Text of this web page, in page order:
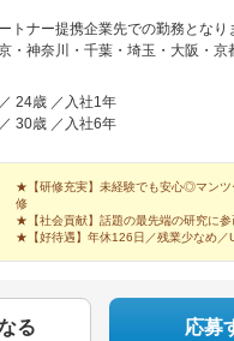
トナー提携企業先での勤務とな
・神奈川・千葉・埼玉・大阪・京
用意。※勤務地は希望を最大限考
ン歓迎！住宅補助あり（月6万7000
究をしたい方も、ご希望をお聞か
案内いたします。【配属先企業の
薬工業株式会社株式会社明治堺化
社日東電工株式会社 豊橋事業所ニ
株式会社カネカ株式会社DNPファ
外医科学研究所東邦チタニウム株
会社株式会社エネコート 他
24歳 ／入社1年
30歳 ／入社6年
★【研修充実】未経験でも安心◎マンツ
修
★【社会貢献】話題の最先端の研究に参
★【好待遇】年休126日／残業少なめ／
る 応募